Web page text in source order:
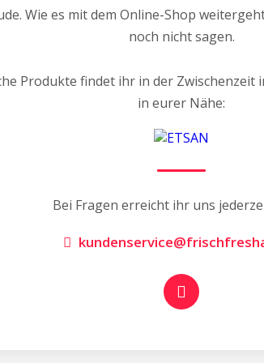
Wie es mit dem Online-Shop
noch nicht sagen.
Produkte findet ihr in der Zwischenzeit
in eurer Nähe:
Bei Fragen erreicht ihr uns